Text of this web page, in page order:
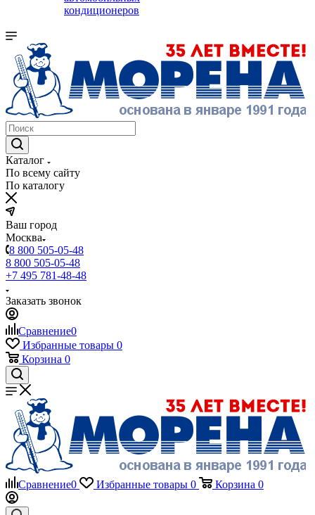
кондиционеров
Каталог
По всему сайту
По каталогу
Ваш город
Москва
8 800 505-05-48
8 800 505-05-48
+7 495 781-48-48
Заказать звонок
Сравнение0
Избранные товары 0
Корзина 0
Сравнение0 Избранные товары 0 Корзина 0